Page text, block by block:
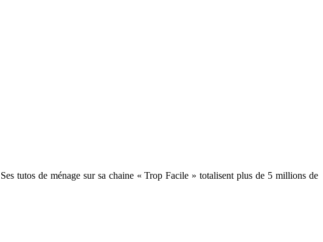
tutos de ménage sur sa chaine « Trop Facile » totalisent plus de 5 millions de